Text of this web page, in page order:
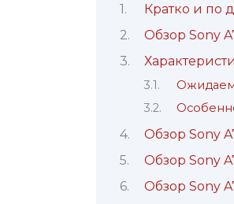
Кратко и по
Обзор Sony
Обзор Sony
Обзор Sony
Обзор Sony